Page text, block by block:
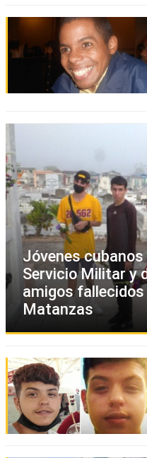
Jóvenes
Servicio Militar y
amigos fallecidos
Matanzas